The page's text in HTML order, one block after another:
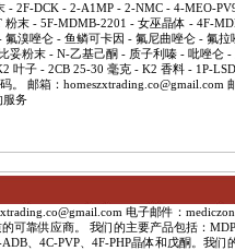
2F-DCK - 2-A1MP - 2-NMC - 4-MEO-
末 - 5F-MDMB-2201 - 女巫晶体 - 4F-
溴唑仑 - 鱼鳞可卡因 - 氟尼曲唑仑 - 氟
粉末 - N-乙基己酮 - 质子利嗪 - 吡唑仑
叶子 - 2CB 25-30 毫克 - K2 香料 - 1P-
邮箱：homeszxtrading.co@gmail.com
服务
电子邮件：
靠供应商。 我们的主要产品包括：
、4C-PVP、4F-PHP晶体和戊酮。我们